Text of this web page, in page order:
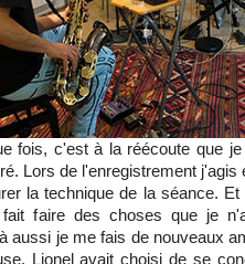
fois, c'est à la réécoute que
Lors de l'enregistrement
la technique de la séance.
fait faire des choses que je
aussi je me fais de nouveaux
Lionel avait choisi de se